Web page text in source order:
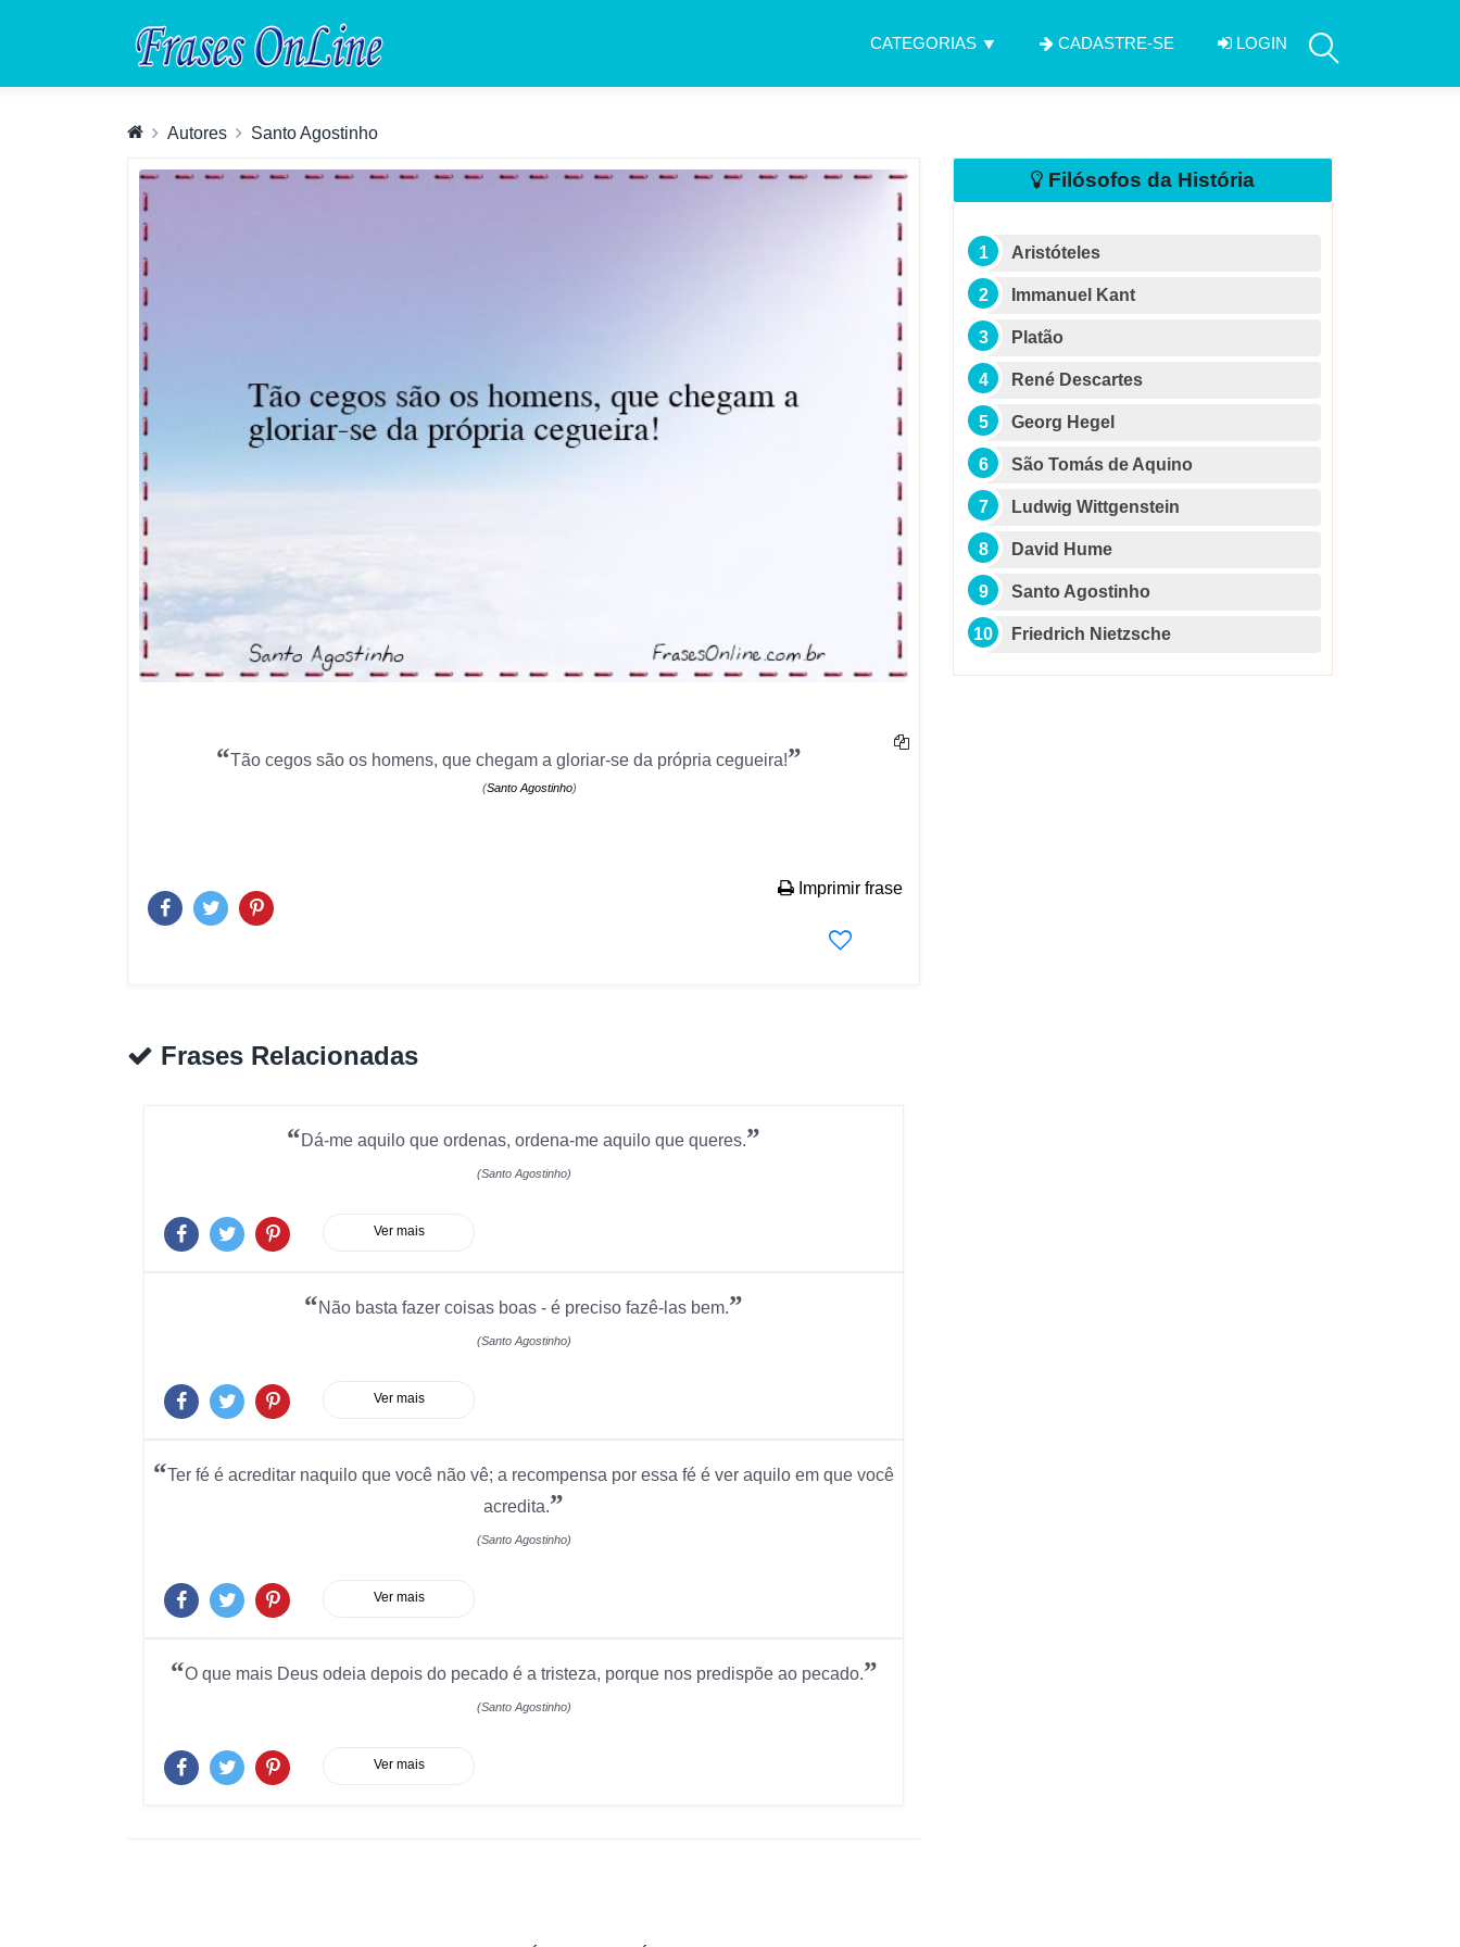
CATEGORIAS CADASTRE-SE LOGIN
Autores Santo Agostinho
“Tão cegos são os homens, que chegam a gloriar-se da própria cegueira!”
(Santo Agostinho)
Imprimir frase
Frases Relacionadas
“Dá-me aquilo que ordenas, ordena-me aquilo que queres.”
(Santo Agostinho)
Ver mais
“Não basta fazer coisas boas - é preciso fazê-las bem.”
(Santo Agostinho)
Ver mais
“Ter fé é acreditar naquilo que você não vê; a recompensa por essa fé é ver aquilo em que você
acredita.”
(Santo Agostinho)
Ver mais
“O que mais Deus odeia depois do pecado é a tristeza, porque nos predispõe ao pecado.”
(Santo Agostinho)
Ver mais
Filósofos da História
Aristóteles
Immanuel Kant
Platão
René Descartes
Georg Hegel
São Tomás de Aquino
Ludwig Wittgenstein
David Hume
Santo Agostinho
Friedrich Nietzsche